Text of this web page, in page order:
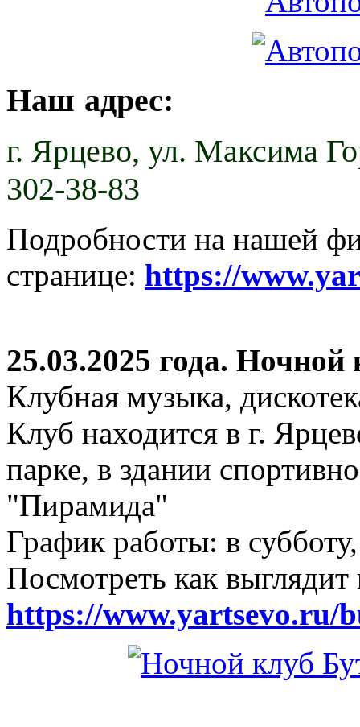
Наш адрес:
г. Ярцево, ул. Максима
302-38-83
Подробности на нашей
странице: https://
25.03.2025 года.
Клубная музыка,
Клуб находится в г.
парке, в здании
"Пирамида"
График работы: в
Посмотреть как
https://www.yartsevo.ru/